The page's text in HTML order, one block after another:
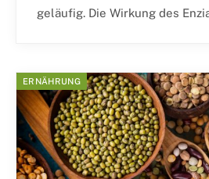
geläufig. Die Wirkung des
ERNÄHRUNG